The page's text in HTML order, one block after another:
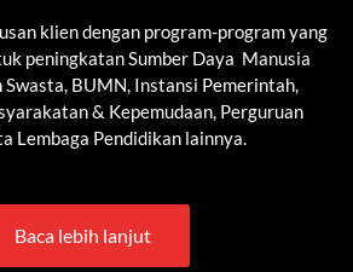
klien dengan program-program yang
peningkatan Sumber Daya Manusia
Swasta, BUMN, Instansi Pemerintah,
& Kepemudaan, Perguruan
Lembaga Pendidikan lainnya.
Baca lebih lanjut